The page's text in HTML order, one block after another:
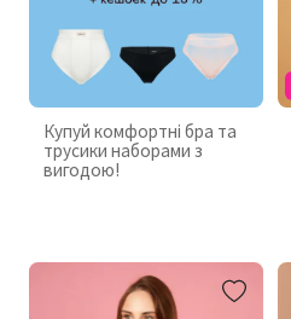
Купуй комфортні бра та
трусики наборами з
вигодою!